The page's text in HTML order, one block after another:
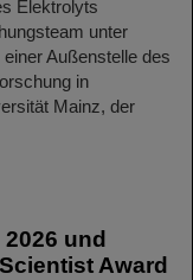
Elektrolyts
unter
Außenstelle des
in
Mainz, der
und
Award